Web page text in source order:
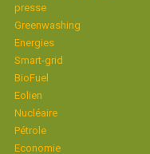
presse
Greenwashing
Energies
Smart-grid
BioFuel
Eolien
Nucléaire
Pétrole
Economie